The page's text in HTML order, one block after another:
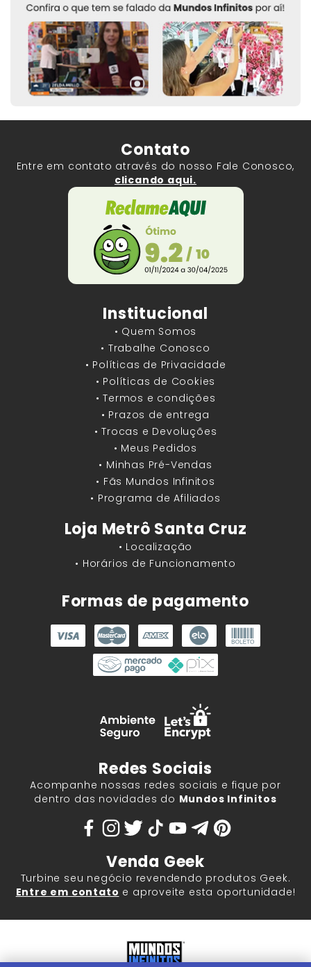
Contato
Entre em contato através do nosso Fale Conosco,
clicando aqui.
Institucional
• Quem Somos
• Trabalhe Conosco
• Políticas de Privacidade
• Políticas de Cookies
• Termos e condições
• Prazos de entrega
• Trocas e Devoluções
• Meus Pedidos
• Minhas Pré-Vendas
• Fãs Mundos Infinitos
• Programa de Afiliados
Loja Metrô Santa Cruz
• Localização
• Horários de Funcionamento
Formas de pagamento
Redes Sociais
Acompanhe nossas redes sociais e fique por
dentro das novidades do Mundos Infinitos
Venda Geek
Turbine seu negócio revendendo produtos Geek.
Entre em contato e aproveite esta oportunidade!